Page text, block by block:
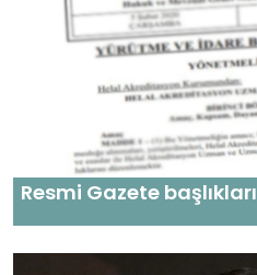
Resmi Gazete başlıkları